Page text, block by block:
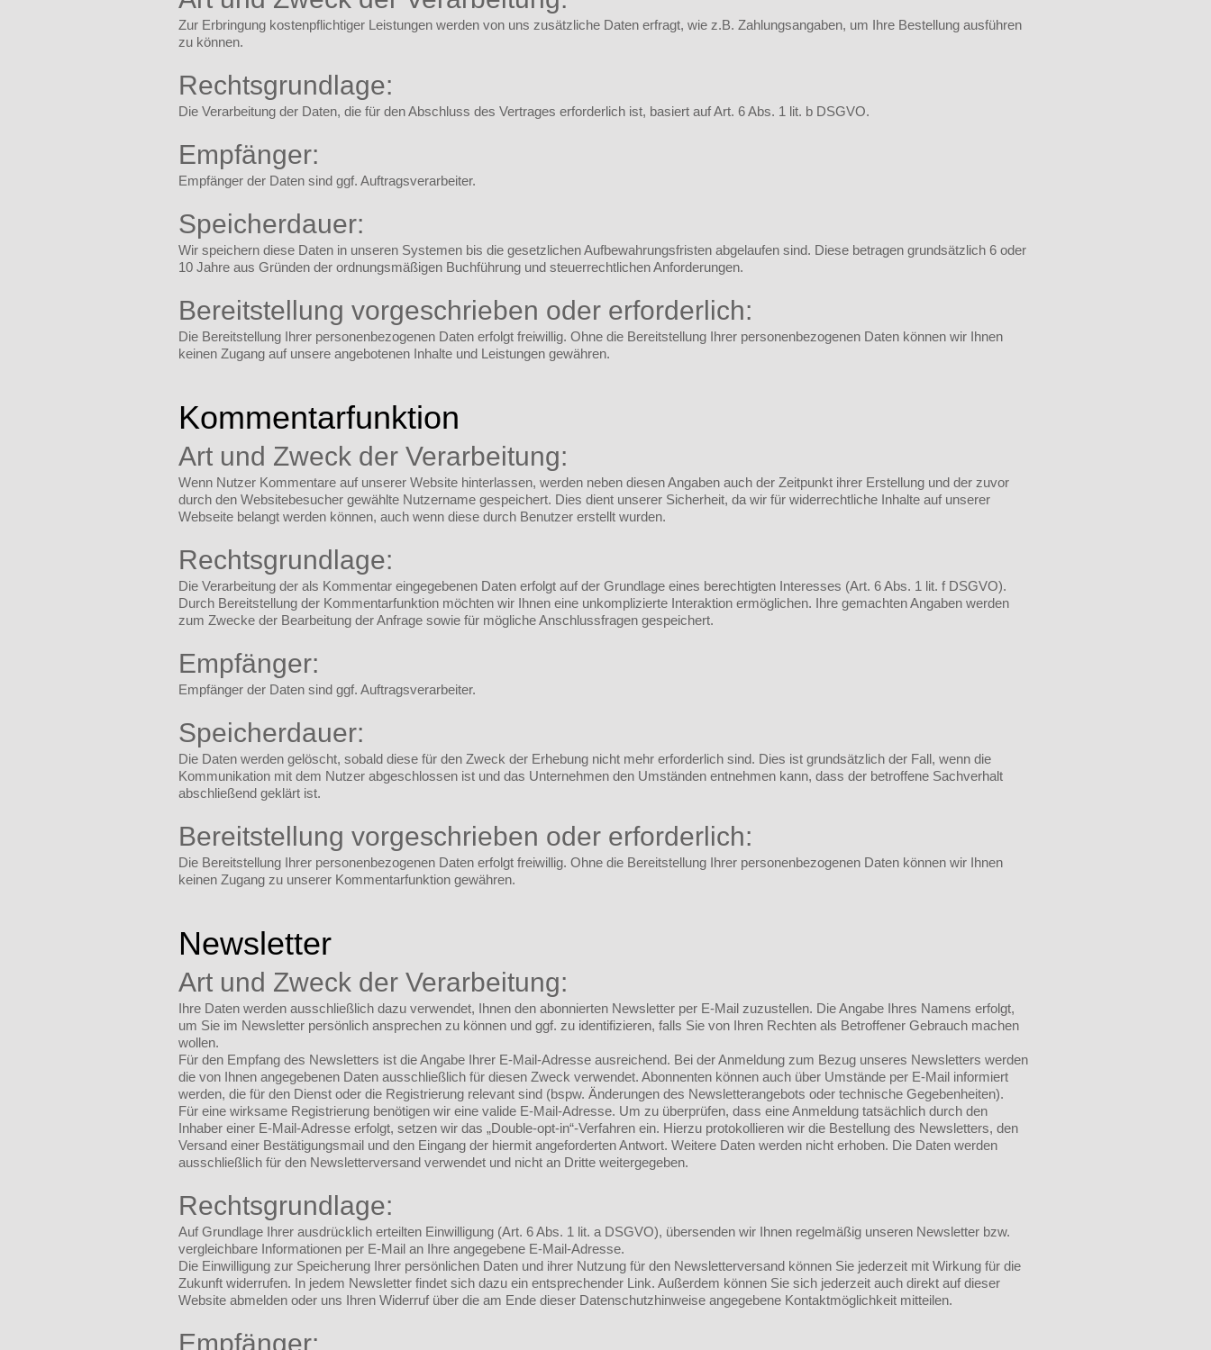
Zur Erbringung kostenpflichtiger Leistungen werden von uns zusätzliche Daten erfragt, wie z.B. Zahlungsangaben, um Ihre Bestellung ausführen
zu können.
Rechtsgrundlage:
Die Verarbeitung der Daten, die für den Abschluss des Vertrages erforderlich ist, basiert auf Art. 6 Abs. 1 lit. b DSGVO.
Empfänger:
Empfänger der Daten sind ggf. Auftragsverarbeiter.
Speicherdauer:
Wir speichern diese Daten in unseren Systemen bis die gesetzlichen Aufbewahrungsfristen abgelaufen sind. Diese betragen grundsätzlich 6 oder
10 Jahre aus Gründen der ordnungsmäßigen Buchführung und steuerrechtlichen Anforderungen.
Bereitstellung vorgeschrieben oder erforderlich:
Die Bereitstellung Ihrer personenbezogenen Daten erfolgt freiwillig. Ohne die Bereitstellung Ihrer personenbezogenen Daten können wir Ihnen
keinen Zugang auf unsere angebotenen Inhalte und Leistungen gewähren.
Kommentarfunktion
Art und Zweck der Verarbeitung:
Wenn Nutzer Kommentare auf unserer Website hinterlassen, werden neben diesen Angaben auch der Zeitpunkt ihrer Erstellung und der zuvor
durch den Websitebesucher gewählte Nutzername gespeichert. Dies dient unserer Sicherheit, da wir für widerrechtliche Inhalte auf unserer
Webseite belangt werden können, auch wenn diese durch Benutzer erstellt wurden.
Rechtsgrundlage:
Die Verarbeitung der als Kommentar eingegebenen Daten erfolgt auf der Grundlage eines berechtigten Interesses (Art. 6 Abs. 1 lit. f DSGVO).
Durch Bereitstellung der Kommentarfunktion möchten wir Ihnen eine unkomplizierte Interaktion ermöglichen. Ihre gemachten Angaben werden
zum Zwecke der Bearbeitung der Anfrage sowie für mögliche Anschlussfragen gespeichert.
Empfänger:
Empfänger der Daten sind ggf. Auftragsverarbeiter.
Speicherdauer:
Die Daten werden gelöscht, sobald diese für den Zweck der Erhebung nicht mehr erforderlich sind. Dies ist grundsätzlich der Fall, wenn die
Kommunikation mit dem Nutzer abgeschlossen ist und das Unternehmen den Umständen entnehmen kann, dass der betroffene Sachverhalt
abschließend geklärt ist.
Bereitstellung vorgeschrieben oder erforderlich:
Die Bereitstellung Ihrer personenbezogenen Daten erfolgt freiwillig. Ohne die Bereitstellung Ihrer personenbezogenen Daten können wir Ihnen
keinen Zugang zu unserer Kommentarfunktion gewähren.
Newsletter
Art und Zweck der Verarbeitung:
Ihre Daten werden ausschließlich dazu verwendet, Ihnen den abonnierten Newsletter per E-Mail zuzustellen. Die Angabe Ihres Namens erfolgt,
um Sie im Newsletter persönlich ansprechen zu können und ggf. zu identifizieren, falls Sie von Ihren Rechten als Betroffener Gebrauch machen
wollen.
Für den Empfang des Newsletters ist die Angabe Ihrer E-Mail-Adresse ausreichend. Bei der Anmeldung zum Bezug unseres Newsletters werden
die von Ihnen angegebenen Daten ausschließlich für diesen Zweck verwendet. Abonnenten können auch über Umstände per E-Mail informiert
werden, die für den Dienst oder die Registrierung relevant sind (bspw. Änderungen des Newsletterangebots oder technische Gegebenheiten).
Für eine wirksame Registrierung benötigen wir eine valide E-Mail-Adresse. Um zu überprüfen, dass eine Anmeldung tatsächlich durch den
Inhaber einer E-Mail-Adresse erfolgt, setzen wir das „Double-opt-in“-Verfahren ein. Hierzu protokollieren wir die Bestellung des Newsletters, den
Versand einer Bestätigungsmail und den Eingang der hiermit angeforderten Antwort. Weitere Daten werden nicht erhoben. Die Daten werden
ausschließlich für den Newsletterversand verwendet und nicht an Dritte weitergegeben.
Rechtsgrundlage:
Auf Grundlage Ihrer ausdrücklich erteilten Einwilligung (Art. 6 Abs. 1 lit. a DSGVO), übersenden wir Ihnen regelmäßig unseren Newsletter bzw.
vergleichbare Informationen per E-Mail an Ihre angegebene E-Mail-Adresse.
Die Einwilligung zur Speicherung Ihrer persönlichen Daten und ihrer Nutzung für den Newsletterversand können Sie jederzeit mit Wirkung für die
Zukunft widerrufen. In jedem Newsletter findet sich dazu ein entsprechender Link. Außerdem können Sie sich jederzeit auch direkt auf dieser
Website abmelden oder uns Ihren Widerruf über die am Ende dieser Datenschutzhinweise angegebene Kontaktmöglichkeit mitteilen.
Empfänger: